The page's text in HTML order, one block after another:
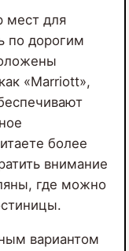
мест для
по дорогим
«Marriott»,
более
внимание
где можно
вариантом